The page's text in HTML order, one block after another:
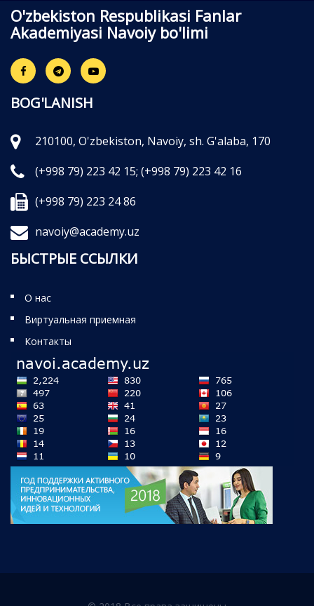
O'zbekiston Respublikasi Fanlar
Akademiyasi Navoiy bo'limi
BOG'LANISH
210100, O'zbekiston, Navoiy, sh. G'alaba, 170
(+998 79) 223 42 15; (+998 79) 223 42 16
(+998 79) 223 24 86
navoiy@academy.uz
БЫСТРЫЕ ССЫЛКИ
О нас
Виртуальная приемная
Контакты